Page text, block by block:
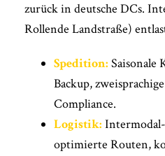
zurück in deutsche DCs.
Rollende Landstraße)
Spedition: Saisonale
Backup,
Compliance.
Logistik:
optimierte Routen,